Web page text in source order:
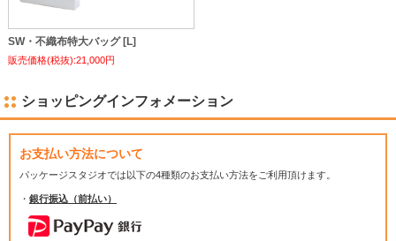
SW・不織布特大バッグ [L]
販売価格(税抜):21,000円
ショッピングインフォメーション
お支払い方法について
パッケージスタジオでは以下の4種類のお支払い方法をご利用頂けます。
・ 銀行振込（前払い）